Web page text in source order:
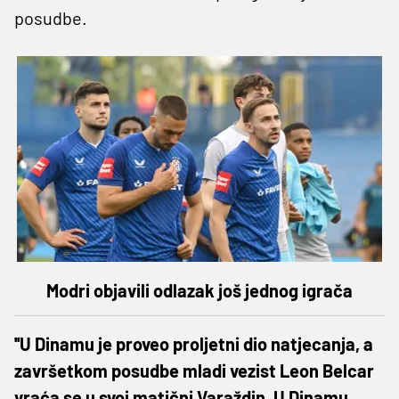
posudbe.
Modri objavili odlazak još jednog igrača
''U Dinamu je proveo proljetni dio natjecanja, a
završetkom posudbe mladi vezist Leon Belcar